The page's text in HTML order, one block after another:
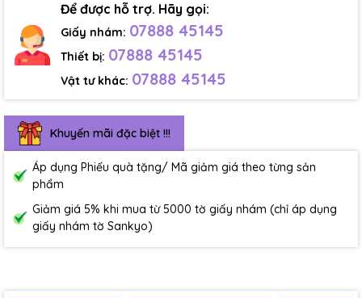
Để được hỗ trợ. Hãy gọi:
Giấy nhám: 07888 45145
Thiết bị: 07888 45145
Vật tư khác: 07888 45145
Khuyến mãi đặc biệt !!!
Áp dụng Phiếu quà tặng/ Mã giảm giá theo từng sản
phẩm
Giảm giá 5% khi mua từ 5000 tờ giấy nhám (chỉ áp dụng
giấy nhám tờ Sankyo)